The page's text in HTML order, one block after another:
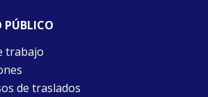
PÚBLICO
trabajo
de traslados